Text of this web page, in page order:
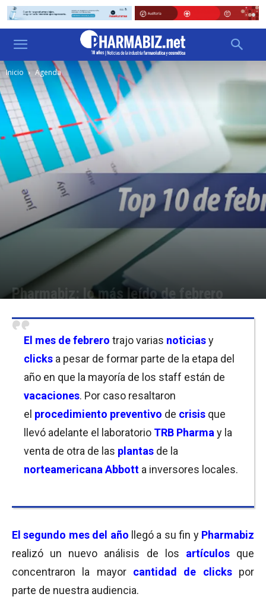
Inicio Agenda
Pharmabiz: lo más leído de febrero
El mes defebrero trajo varias noticiasy
clicks a pesar de formar parte de la etapa del
año en que la mayoría de los staff están de
vacaciones. Por caso resaltaron
el procedimiento preventivo de crisis que
llevó adelante el laboratorio TRB Pharma y la
venta de otra de las plantas de la
norteamericana Abbott a inversores locales.
El segundo mes del año llegó a su fin y Pharmabiz
realizó un nuevo análisis de los artículosque
concentraron la mayor cantidad de clickspor
parte de nuestra audiencia.